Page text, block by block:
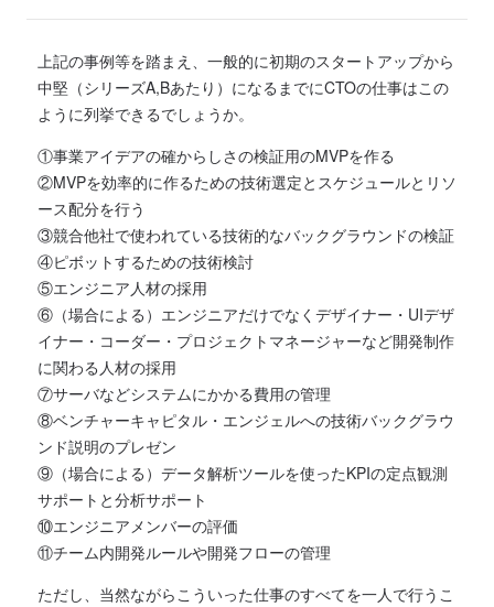
上記の事例等を踏まえ、一般的に初期のスタートアップから
中堅（シリーズA,Bあたり）になるまでにCTOの仕事はこの
ように列挙できるでしょうか。
①事業アイデアの確からしさの検証用のMVPを作る
②MVPを効率的に作るための技術選定とスケジュールとリソ
ース配分を行う
③競合他社で使われている技術的なバックグラウンドの検証
④ピボットするための技術検討
⑤エンジニア人材の採用
⑥（場合による）エンジニアだけでなくデザイナー・UIデザ
イナー・コーダー・プロジェクトマネージャーなど開発制作
に関わる人材の採用
⑦サーバなどシステムにかかる費用の管理
⑧ベンチャーキャピタル・エンジェルへの技術バックグラウ
ンド説明のプレゼン
⑨（場合による）データ解析ツールを使ったKPIの定点観測
サポートと分析サポート
⑩エンジニアメンバーの評価
⑪チーム内開発ルールや開発フローの管理
ただし、当然ながらこういった仕事のすべてを一人で行うこ